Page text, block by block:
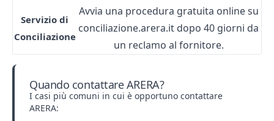
Servizio di
Conciliazione
Avvia una procedura gratuita online su
conciliazione.arera.it dopo 40 giorni da
un reclamo al fornitore.
Quando contattare ARERA?
I casi più comuni in cui è opportuno contattare
ARERA: